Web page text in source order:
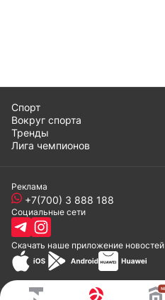
Спорт
Вокруг спорта
Тренды
Лига чемпионов
Реклама
+7(700) 3 888 188
Социальные сети
Скачать наше приложение новостей